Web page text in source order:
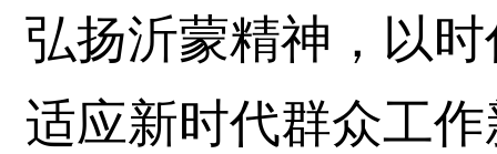
弘扬沂蒙精神，以
适应新时代群众工